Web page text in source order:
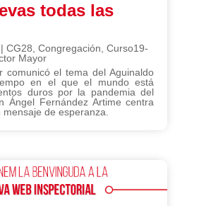
todas las
CG28, Congregación, Curso19-
Mayor
comunicó el tema del Aguinaldo
en el que el mundo está
duros por la pandemia del
Ángel Fernández Artime centra
de esperanza.